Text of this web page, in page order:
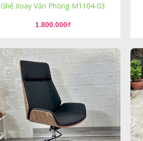
Ghế Xoay Văn Phòng M1104-03
1.800.000₫